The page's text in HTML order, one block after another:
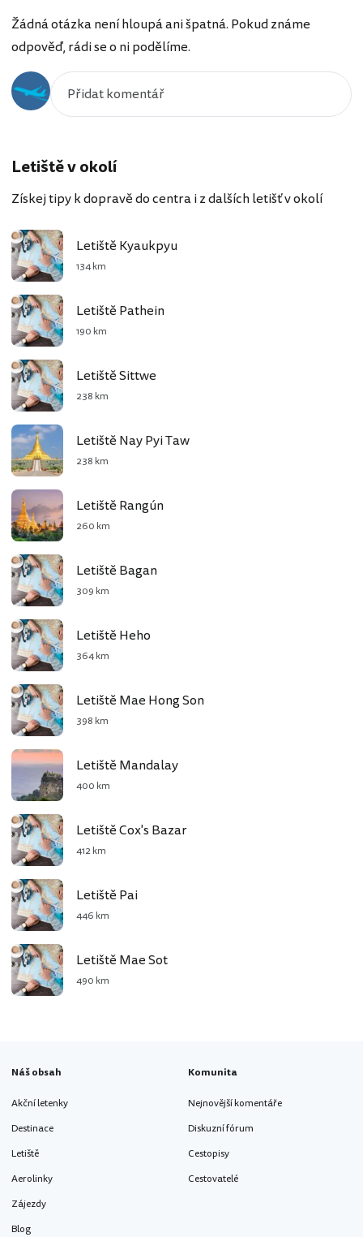
Žádná otázka není hloupá ani špatná. Pokud známe
odpověď, rádi se o ni podělíme.
Letiště v okolí
Získej tipy k dopravě do centra i z dalších letišť v okolí
Letiště Kyaukpyu
134 km
Letiště Pathein
190 km
Letiště Sittwe
238 km
Letiště Nay Pyi Taw
238 km
Letiště Rangún
260 km
Letiště Bagan
309 km
Letiště Heho
364 km
Letiště Mae Hong Son
398 km
Letiště Mandalay
400 km
Letiště Cox's Bazar
412 km
Letiště Pai
446 km
Letiště Mae Sot
490 km
Náš obsah
Akční letenky
Destinace
Letiště
Aerolinky
Zájezdy
Blog
Komunita
Nejnovější komentáře
Diskuzní fórum
Cestopisy
Cestovatelé